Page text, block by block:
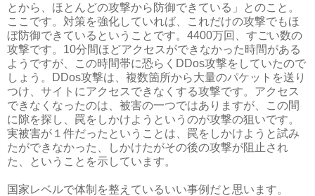
とから、ほとんどの攻撃から防御できている」とのこと。
ここです。対策を強化していれば、これだけの攻撃でもほ
ぼ防御できているということです。4400万回、すごい数の
攻撃です。10分間ほどアクセスができなかった時間がある
ようですが、この時間帯に恐らくDDos攻撃をしていたので
しょう。DDos攻撃は、複数箇所から大量のパケットを送り
つけ、サイトにアクセスできなくする攻撃です。アクセス
できなくなったのは、被害の一つではありますが、この間
に隙を探し、罠をしかけようというのが攻撃の狙いです。
実被害が１件だったということは、罠をしかけようと試み
たができなかった、しかけたがその後の攻撃が阻止され
た、ということを示しています。
国家レベルで体制を整えているいい事例だと思います。